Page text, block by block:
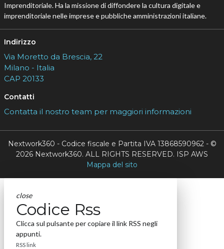
Imprenditoriale. Ha la missione di diffondere la cultura digitale e
imprenditoriale nelle imprese e pubbliche amministrazioni italiane.
Indirizzo
Via Moretto da Brescia, 22
Milano - Italia
CAP 20133
Contatti
Contatta il nostro team per maggiori informazioni
Nextwork360 - Codice fiscale e Partita IVA 13868590962 - ©
2026 Nextwork360. ALL RIGHTS RESERVED. ISP AWS
Mappa del sito
close
Codice Rss
Clicca sul pulsante per copiare il link RSS negli
appunti.
RSS link